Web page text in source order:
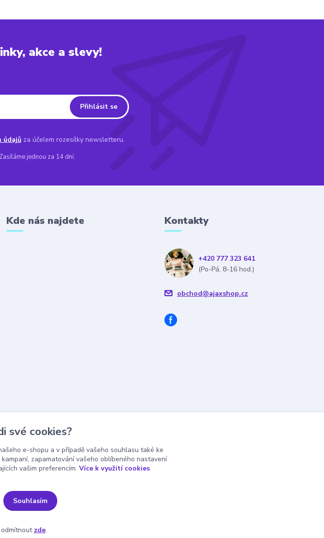
akce a slevy!
Přihlásit se
údajůza účelem rozesílky newsletteru.
jednou za 14 dní.
Kde nás najdete Kontakty
+420 777 323 641
(Po-Pá, 8-16 hod.)
obchod@ajaxshop.cz
své cookies?
e-shopu a v případě vašeho souhlasu také ke
zapamatování vašeho oblíbeného nastavení
vašim preferencím. Více k využití cookies
Souhlasím
zde.